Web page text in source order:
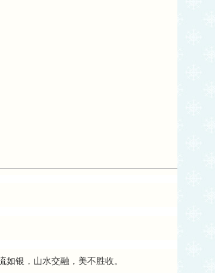
银，山水交融，美不胜收。